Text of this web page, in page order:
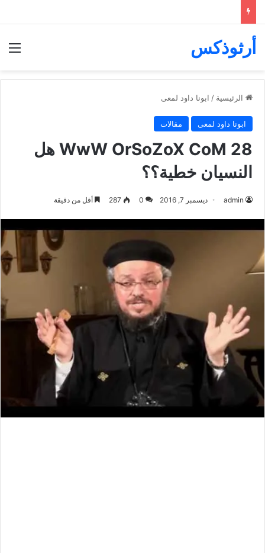
أرثوذكس
الرئيسية / ابونا داود لمعى
ابونا داود لمعى مقالات
WwW OrSoZoX CoM 28 هل
النسيان خطية؟؟
admin ديسمبر 7, 2016 0
287 أقل من دقيقة